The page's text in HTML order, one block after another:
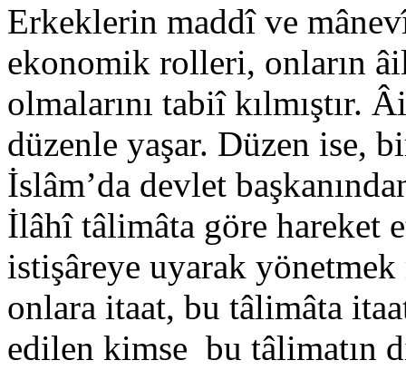
Erkeklerin maddî ve
ekonomik rolleri, onların
olmalarını tabiî
düzenle yaşar. Düzen ise,
İslâm’da devlet
İlâhî tâlimâta göre hareket
istişâreye uyarak
onlara itaat, bu tâlimâta
edilen kimse bu tâlimatın